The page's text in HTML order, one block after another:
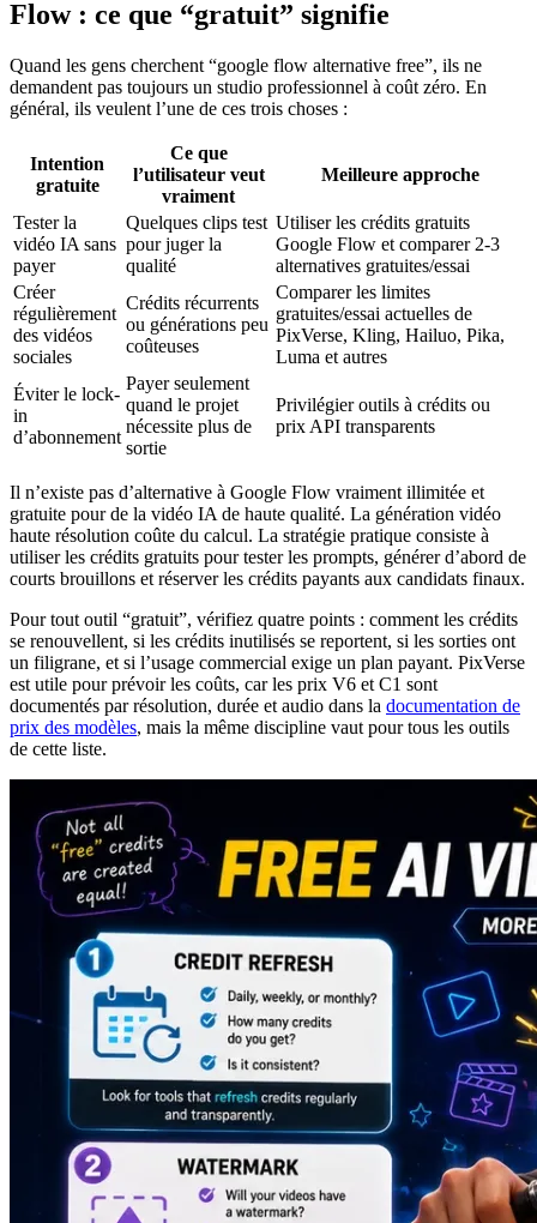
Flow : ce que “gratuit” signifie
Quand les gens cherchent “google flow alternative free”, ils ne
demandent pas toujours un studio professionnel à coût zéro. En
général, ils veulent l’une de ces trois choses :
Intention
gratuite
Ce que
l’utilisateur veut
vraiment
Meilleure approche
Tester la
vidéo IA sans
payer
Quelques clips test
pour juger la
qualité
Utiliser les crédits gratuits
Google Flow et comparer 2-3
alternatives gratuites/essai
Créer
régulièrement
des vidéos
sociales
Crédits récurrents
ou générations peu
coûteuses
Comparer les limites
gratuites/essai actuelles de
PixVerse, Kling, Hailuo, Pika,
Luma et autres
Éviter le lock-
in
d’abonnement
Payer seulement
quand le projet
nécessite plus de
sortie
Privilégier outils à crédits ou
prix API transparents
Il n’existe pas d’alternative à Google Flow vraiment illimitée et
gratuite pour de la vidéo IA de haute qualité. La génération vidéo
haute résolution coûte du calcul. La stratégie pratique consiste à
utiliser les crédits gratuits pour tester les prompts, générer d’abord de
courts brouillons et réserver les crédits payants aux candidats finaux.
Pour tout outil “gratuit”, vérifiez quatre points : comment les crédits
se renouvellent, si les crédits inutilisés se reportent, si les sorties ont
un filigrane, et si l’usage commercial exige un plan payant. PixVerse
est utile pour prévoir les coûts, car les prix V6 et C1 sont
documentés par résolution, durée et audio dans la documentation de
prix des modèles, mais la même discipline vaut pour tous les outils
de cette liste.